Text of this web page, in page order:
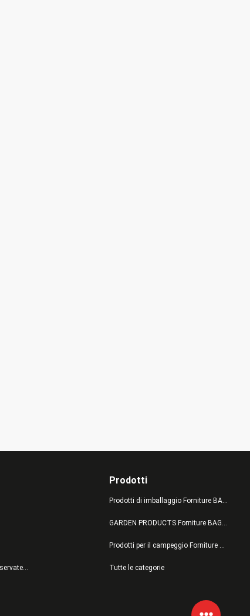
politica sulla riservatezza
Prodotti
Prodotti di imballaggio Forniture BAGEASE MANUFACTURING
GARDEN PRODUCTS Forniture BAGEASE MANUFACTURING
Prodotti per il campeggio Forniture BAGEASE MANUFACTURING
Tutte le categorie